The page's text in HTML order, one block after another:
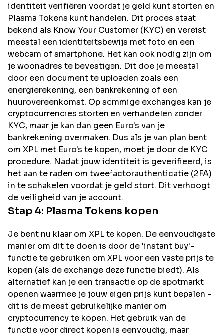
identiteit verifiëren voordat je geld kunt storten en
Plasma Tokens kunt handelen. Dit proces staat
bekend als Know Your Customer (KYC) en vereist
meestal een identiteitsbewijs met foto en een
webcam of smartphone. Het kan ook nodig zijn om
je woonadres te bevestigen. Dit doe je meestal
door een document te uploaden zoals een
energierekening, een bankrekening of een
huurovereenkomst. Op sommige exchanges kan je
cryptocurrencies storten en verhandelen zonder
KYC, maar je kan dan geen Euro's van je
bankrekening overmaken. Dus als je van plan bent
om XPL met Euro's te kopen, moet je door de KYC
procedure. Nadat jouw identiteit is geverifieerd, is
het aan te raden om tweefactorauthenticatie (2FA)
in te schakelen voordat je geld stort. Dit verhoogt
de veiligheid van je account.
Stap 4: Plasma Tokens kopen
Je bent nu klaar om XPL te kopen. De eenvoudigste
manier om dit te doen is door de 'instant buy'-
functie te gebruiken om XPL voor een vaste prijs te
kopen (als de exchange deze functie biedt). Als
alternatief kan je een transactie op de spotmarkt
openen waarmee je jouw eigen prijs kunt bepalen -
dit is de meest gebruikelijke manier om
cryptocurrency te kopen. Het gebruik van de
functie voor direct kopen is eenvoudig, maar